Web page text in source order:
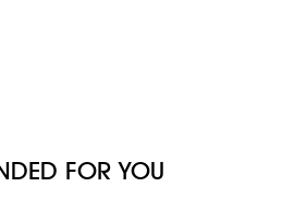
FOR YOU